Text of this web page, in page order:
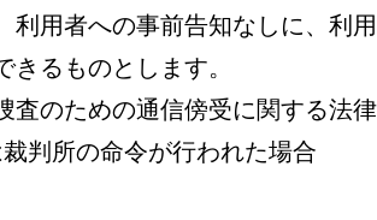
用者への事前告知なしに、利
るものとします。
査のための通信傍受に関する法
判所の命令が行われた場合